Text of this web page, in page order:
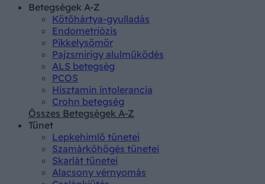
Betegségek A-Z
Kötőhártya-gyulladás
Endometriózis
Pikkelysömör
Pajzsmirigy alulműködés
ALS betegség
PCOS
Hisztamin intolerancia
Crohn betegség
Összes Betegségek A-Z
Tünet
Lepkehimlő tünetei
Szamárköhögés tünetei
Skarlát tünetei
Alacsony vérnyomás